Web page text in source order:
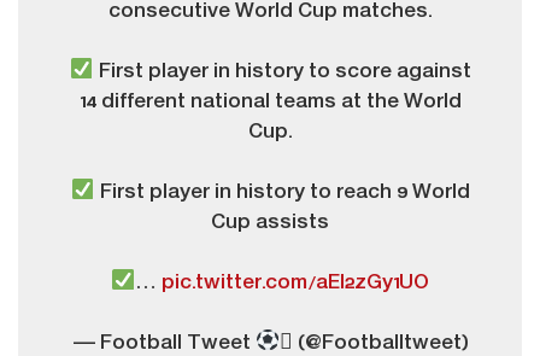
consecutive World Cup matches.
First player in history to score against
14 different national teams at the World
Cup.
First player in history to reach 9 World
Cup assists
… pic.twitter.com/aEl2zGy1UO
— Football Tweet
 (@Footballtweet)